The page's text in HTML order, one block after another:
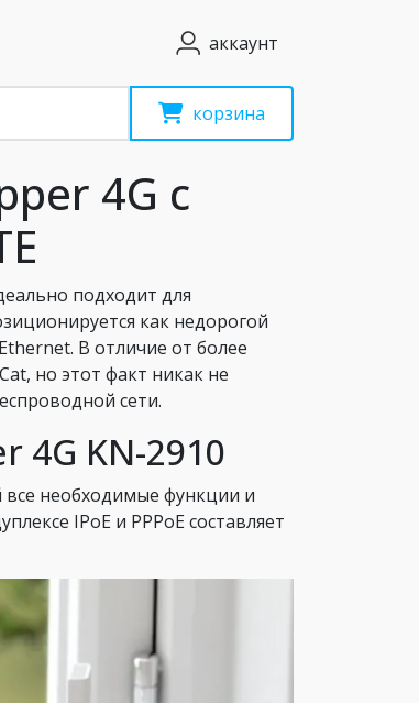
аккаунт
корзина
4G с
подходит для
как недорогой
В отличие от более
но этот факт никак не
сети.
4G KN-2910
необходимые функции и
IPoE и PPPoE составляет